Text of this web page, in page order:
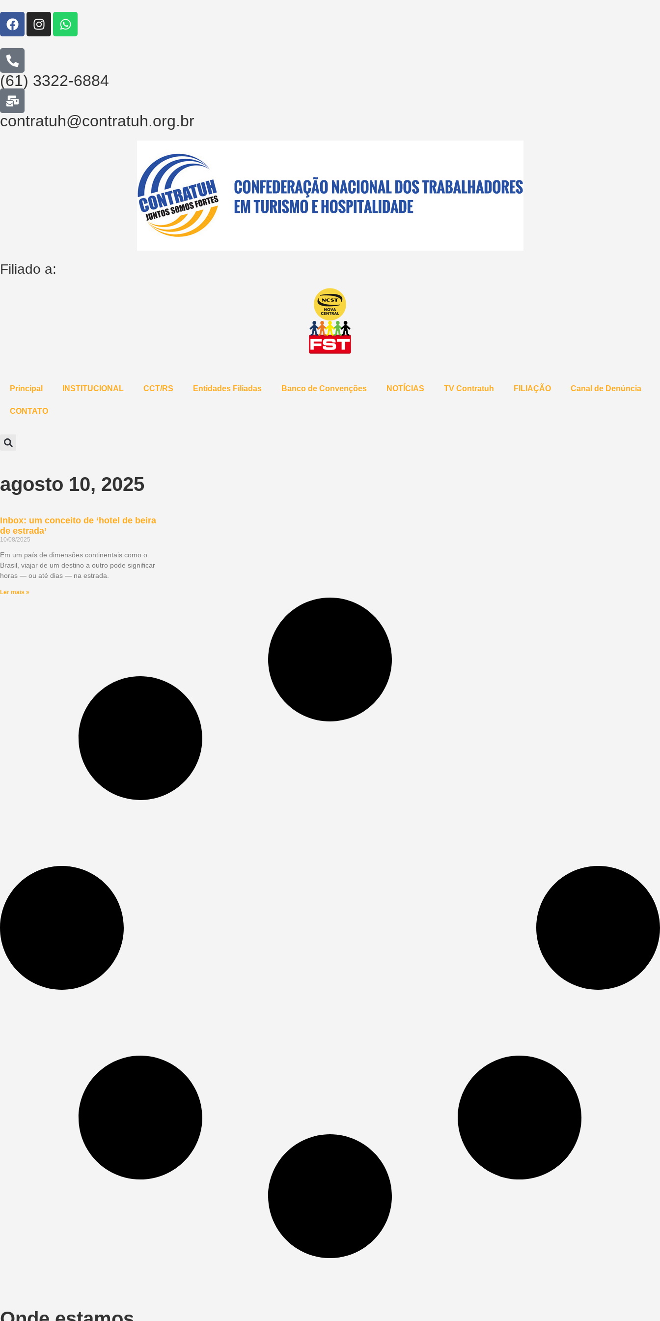
(61) 3322-6884
contratuh@contratuh.org.br
Filiado a:
Principal INSTITUCIONAL CCT/RS Entidades Filiadas Banco de Convenções NOTÍCIAS TV Contratuh FILIAÇÃO Canal de Denúncia
CONTATO
agosto 10, 2025
Inbox: um conceito de ‘hotel de beira
de estrada’
10/08/2025
Em um país de dimensões continentais como o
Brasil, viajar de um destino a outro pode significar
horas — ou até dias — na estrada.
Ler mais »